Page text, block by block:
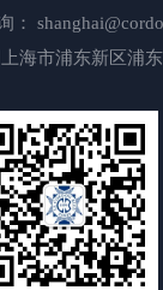
：
海市浦东新区浦